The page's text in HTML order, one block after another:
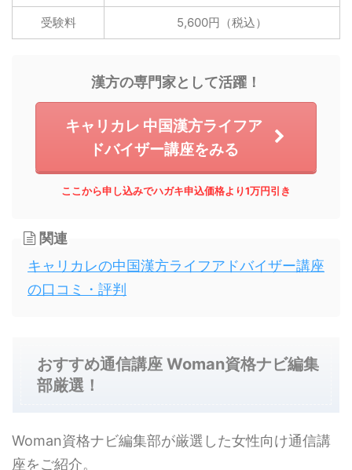
受験料 5,600円（税込）
漢方の専門家として活躍！
キャリカレ 中国漢方ライフア
ドバイザー講座をみる
ここから申し込みでハガキ申込価格より1万円引き
関連
キャリカレの中国漢方ライフアドバイザー講座
の口コミ・評判
おすすめ通信講座 Woman資格ナビ編集
部厳選！
Woman資格ナビ編集部が厳選した女性向け通信講
座をご紹介。